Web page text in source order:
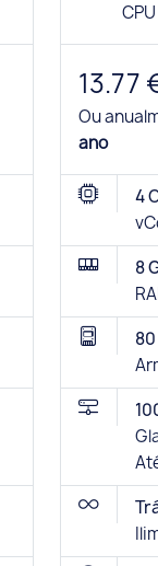
13.77
Ou
ano
4
8